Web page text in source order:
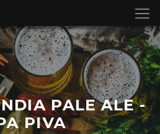
PALE ALE -
PIVA